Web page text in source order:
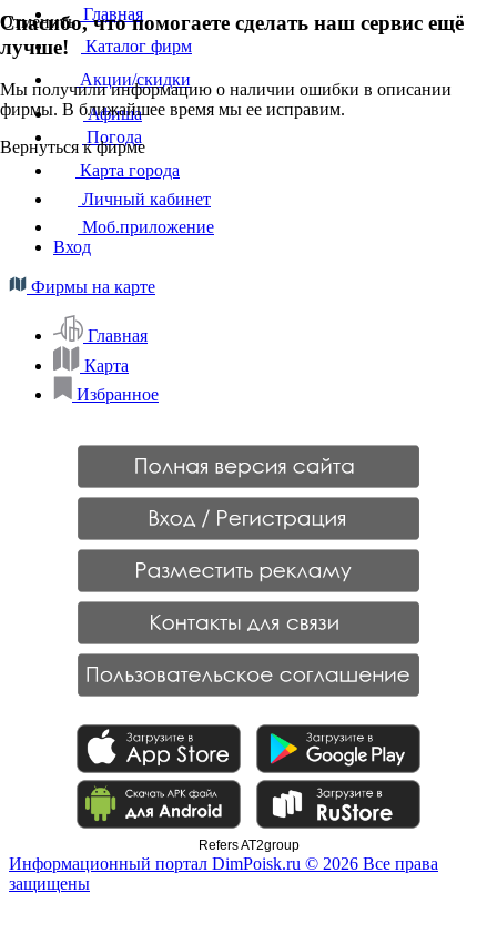
Отменить
Спасибо, что помогаете сделать наш сервис ещё
лучше!
Мы получили информацию о наличии ошибки в описании
фирмы. В ближайшее время мы ее исправим.
Вернуться к фирме
Главная
Каталог фирм
Акции/скидки
Афиша
Погода
Карта города
Личный кабинет
Моб.приложение
Вход
Фирмы на карте
Главная
Карта
Избранное
Refers AT2group
Информационный портал DimPoisk.ru © 2026 Все права
защищены